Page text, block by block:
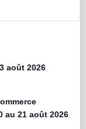
août 2026
au 21 août 2026